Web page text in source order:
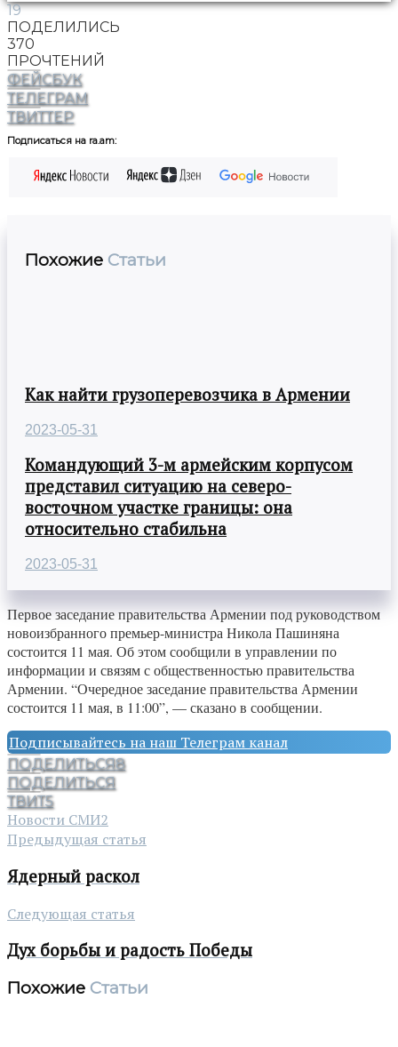
19
ПОДЕЛИЛИСЬ
370
ПРОЧТЕНИЙ
ФЕЙСБУК
ТЕЛЕГРАМ
ТВИТТЕР
Подписаться на ra.am:
Похожие Статьи
Как найти грузоперевозчика в Армении
2023-05-31
Командующий 3-м армейским корпусом
представил ситуацию на северо-
восточном участке границы: она
относительно стабильна
2023-05-31
Первое заседание правительства Армении под руководством
новоизбранного премьер-министра Никола Пашиняна
состоится 11 мая. Об этом сообщили в управлении по
информации и связям с общественностью правительства
Армении. “Очередное заседание правительства Армении
состоится 11 мая, в 11:00”, — сказано в сообщении.
Подписывайтесь на наш Телеграм канал
ПОДЕЛИТЬСЯ8
ПОДЕЛИТЬСЯ
ТВИТ5
Новости СМИ2
Предыдущая статья
Ядерный раскол
Следующая статья
Дух борьбы и радость Победы
Похожие Статьи